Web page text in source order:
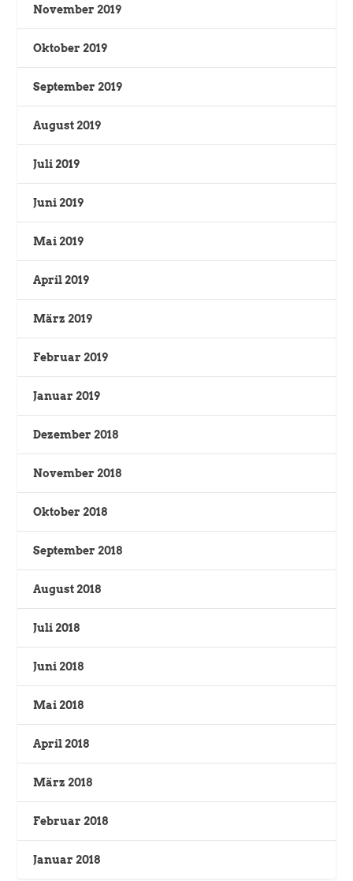
November 2019
Oktober 2019
September 2019
August 2019
Juli 2019
Juni 2019
Mai 2019
April 2019
März 2019
Februar 2019
Januar 2019
Dezember 2018
November 2018
Oktober 2018
September 2018
August 2018
Juli 2018
Juni 2018
Mai 2018
April 2018
März 2018
Februar 2018
Januar 2018